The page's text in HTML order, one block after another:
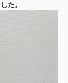
た。